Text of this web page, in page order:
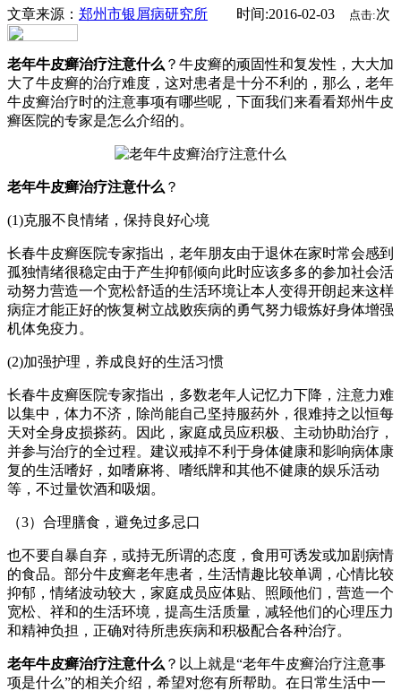
文章来源： 郑州市银屑病研究所 时间:2016-02-03 点击:次
老年牛皮癣治疗注意什么 ？牛皮癣的顽固性和复发性，大大加
大了牛皮癣的治疗难度，这对患者是十分不利的，那么，老年
牛皮癣治疗时的注意事项有哪些呢，下面我们来看看郑州牛皮
癣医院的专家是怎么介绍的。
老年牛皮癣治疗注意什么 ？
(1)克服不良情绪，保持良好心境
长春牛皮癣医院专家指出，老年朋友由于退休在家时常会感到
孤独情绪很稳定由于产生抑郁倾向此时应该多多的参加社会活
动努力营造一个宽松舒适的生活环境让本人变得开朗起来这样
病症才能正好的恢复树立战败疾病的勇气努力锻炼好身体增强
机体免疫力。
(2)加强护理，养成良好的生活习惯
长春牛皮癣医院专家指出，多数老年人记忆力下降，注意力难
以集中，体力不济，除尚能自己坚持服药外，很难持之以恒每
天对全身皮损搽药。因此，家庭成员应积极、主动协助治疗，
并参与治疗的全过程。建议戒掉不利于身体健康和影响病体康
复的生活嗜好，如嗜麻将、嗜纸牌和其他不健康的娱乐活动
等，不过量饮酒和吸烟。
（3）合理膳食，避免过多忌口
也不要自暴自弃，或持无所谓的态度，食用可诱发或加剧病情
的食品。部分牛皮癣老年患者，生活情趣比较单调，心情比较
抑郁，情绪波动较大，家庭成员应体贴、照顾他们，营造一个
宽松、祥和的生活环境，提高生活质量，减轻他们的心理压力
和精神负担，正确对待所患疾病和积极配合各种治疗。
老年牛皮癣治疗注意什么 ？以上就是“老年牛皮癣治疗注意事
项是什么”的相关介绍，希望对您有所帮助。在日常生活中一